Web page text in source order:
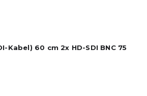
Kabel) 60 cm 2x HD-SDI BNC 75